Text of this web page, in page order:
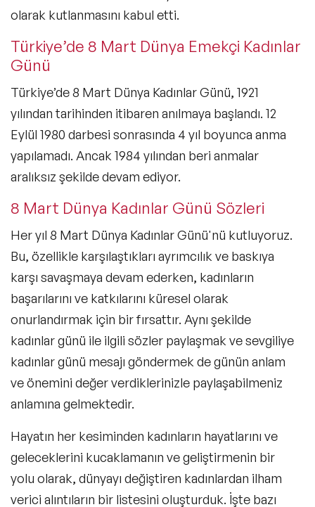
olarak kutlanmasını kabul etti.
Türkiye’de 8 Mart Dünya Emekçi Kadınlar
Günü
Türkiye’de 8 Mart Dünya Kadınlar Günü, 1921
yılından tarihinden itibaren anılmaya başlandı. 12
Eylül 1980 darbesi sonrasında 4 yıl boyunca anma
yapılamadı. Ancak 1984 yılından beri anmalar
aralıksız şekilde devam ediyor.
8 Mart Dünya Kadınlar Günü Sözleri
Her yıl 8 Mart Dünya Kadınlar Günü'nü kutluyoruz.
Bu, özellikle karşılaştıkları ayrımcılık ve baskıya
karşı savaşmaya devam ederken, kadınların
başarılarını ve katkılarını küresel olarak
onurlandırmak için bir fırsattır. Aynı şekilde
kadınlar günü ile ilgili sözler paylaşmak vesevgiliye
kadınlar günü mesajı göndermek de günün anlam
ve önemini değer verdiklerinizle paylaşabilmeniz
anlamına gelmektedir.
Hayatın her kesiminden kadınların hayatlarını ve
geleceklerini kucaklamanın ve geliştirmenin bir
yolu olarak, dünyayı değiştiren kadınlardan ilham
verici alıntıların bir listesini oluşturduk. İşte bazı